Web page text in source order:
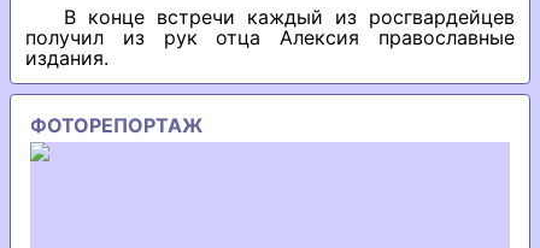
В конце встречи каждый из росгвардейцев
получил из рук отца Алексия православные
издания.
ФОТОРЕПОРТАЖ